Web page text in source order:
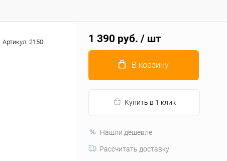
Артикул: 2150 1 390 руб. / шт
В корзину
Купить в 1 клик
Нашли дешевле
Рассчитать доставку